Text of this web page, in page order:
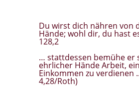
Du wirst dich nähren von
Hände; wohl dir, du hast
128,2
… stattdessen bemühe er
ehrlicher Hände Arbeit,
Einkommen zu verdienen
4,28/Roth)